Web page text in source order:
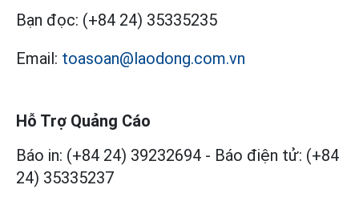
Bạn đọc: (+84 24) 35335235
Email: toasoan@laodong.com.vn
Hỗ Trợ Quảng Cáo
Báo in: (+84 24) 39232694 - Báo điện tử: (+84
24) 35335237